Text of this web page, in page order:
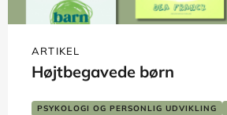
ARTIKEL
Højtbegavede børn
PSYKOLOGI OG PERSONLIG UDVIKLING